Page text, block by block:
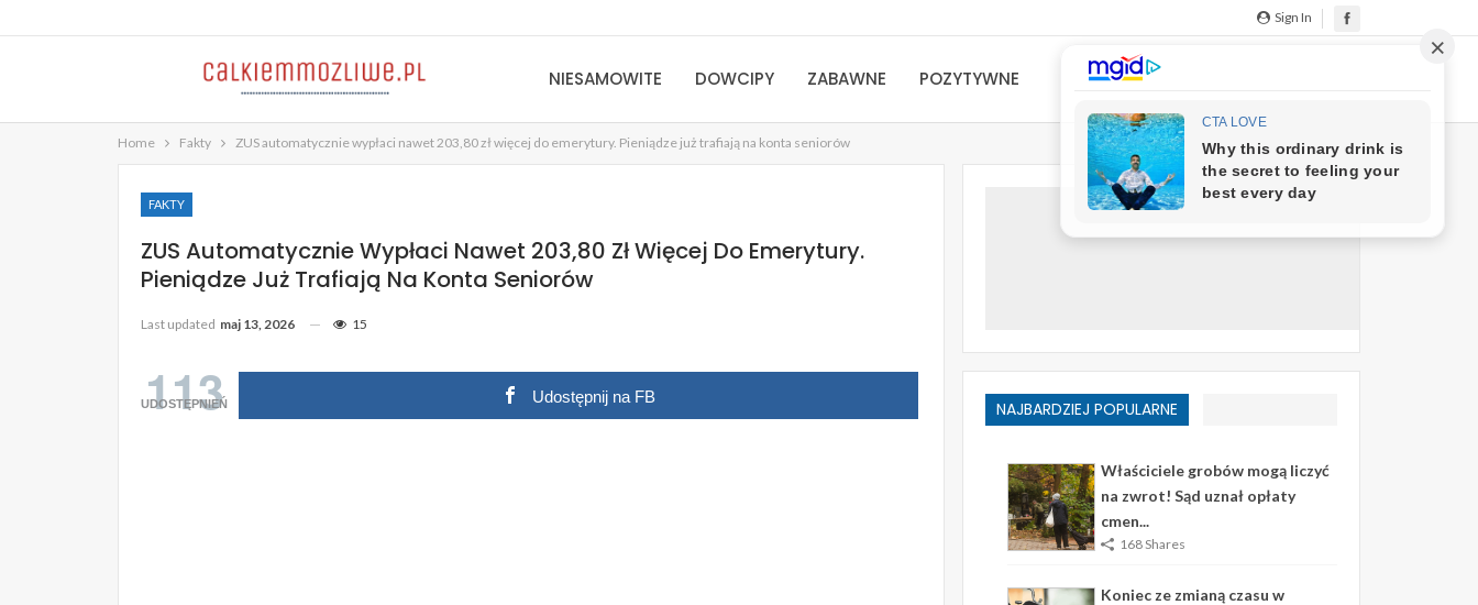
Sign In
NIESAMOWITE DOWCIPY ZABAWNE POZYTYWNE
Home Fakty ZUS automatycznie wypłaci nawet 203,80 zł więcej do emerytury. Pieniądze już trafiają na konta seniorów
FAKTY
ZUS Automatycznie Wypłaci Nawet 203,80 Zł Więcej Do Emerytury.
Pieniądze Już Trafiają Na Konta Seniorów
Last updated maj 13, 2026 15
113
UDOSTĘPNIEŃ Udostępnij na FB
NAJBARDZIEJ POPULARNE
Właściciele grobów mogą liczyć
na zwrot! Sąd uznał opłaty
cmen...
168 Shares
Koniec ze zmianą czasu w